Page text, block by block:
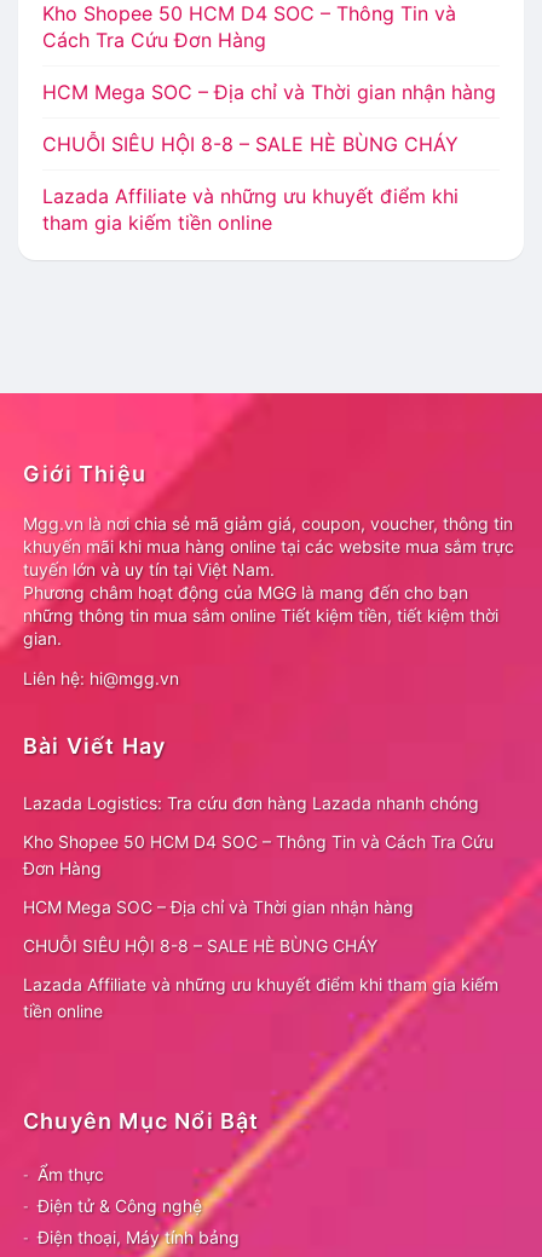
Kho Shopee 50 HCM D4 SOC – Thông Tin và
Cách Tra Cứu Đơn Hàng
HCM Mega SOC – Địa chỉ và Thời gian nhận hàng
CHUỖI SIÊU HỘI 8-8 – SALE HÈ BÙNG CHÁY
Lazada Affiliate và những ưu khuyết điểm khi
tham gia kiếm tiền online
Giới Thiệu
Mgg.vn là nơi chia sẻ mã giảm giá, coupon, voucher, thông tin
khuyến mãi khi mua hàng online tại các website mua sắm trực
tuyến lớn và uy tín tại Việt Nam.
Phương châm hoạt động của MGG là mang đến cho bạn
những thông tin mua sắm online Tiết kiệm tiền, tiết kiệm thời
gian.
Liên hệ: hi@mgg.vn
Bài Viết Hay
Lazada Logistics: Tra cứu đơn hàng Lazada nhanh chóng
Kho Shopee 50 HCM D4 SOC – Thông Tin và Cách Tra Cứu
Đơn Hàng
HCM Mega SOC – Địa chỉ và Thời gian nhận hàng
CHUỖI SIÊU HỘI 8-8 – SALE HÈ BÙNG CHÁY
Lazada Affiliate và những ưu khuyết điểm khi tham gia kiếm
tiền online
Chuyên Mục Nổi Bật
Ẩm thực
Điện tử & Công nghệ
Điện thoại, Máy tính bảng